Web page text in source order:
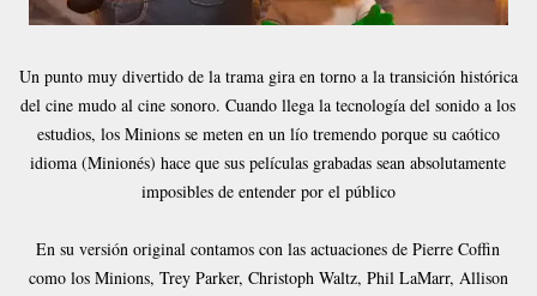
Un punto muy divertido de la trama gira en torno a la transición histórica
del cine mudo al cine sonoro. Cuando llega la tecnología del sonido a los
estudios, los Minions se meten en un lío tremendo porque su caótico
idioma (Minionés) hace que sus películas grabadas sean absolutamente
imposibles de entender por el público
En su versión original contamos con las actuaciones de Pierre Coffin
como los Minions, Trey Parker, Christoph Waltz, Phil LaMarr, Allison